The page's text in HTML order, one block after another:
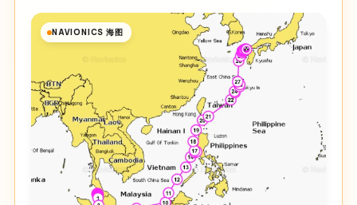
NAVIONICS 海图